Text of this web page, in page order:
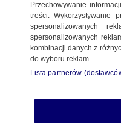
Oprac.Filip Czekała
12.05.2026, 12:11
Posłuchaj
Czyta lektor AI
Przechowywanie
treści. Wykorzystywanie
spersonalizowanych
spersonalizowanych
kombinacji danych z
do wyboru reklam.
Lista partnerów